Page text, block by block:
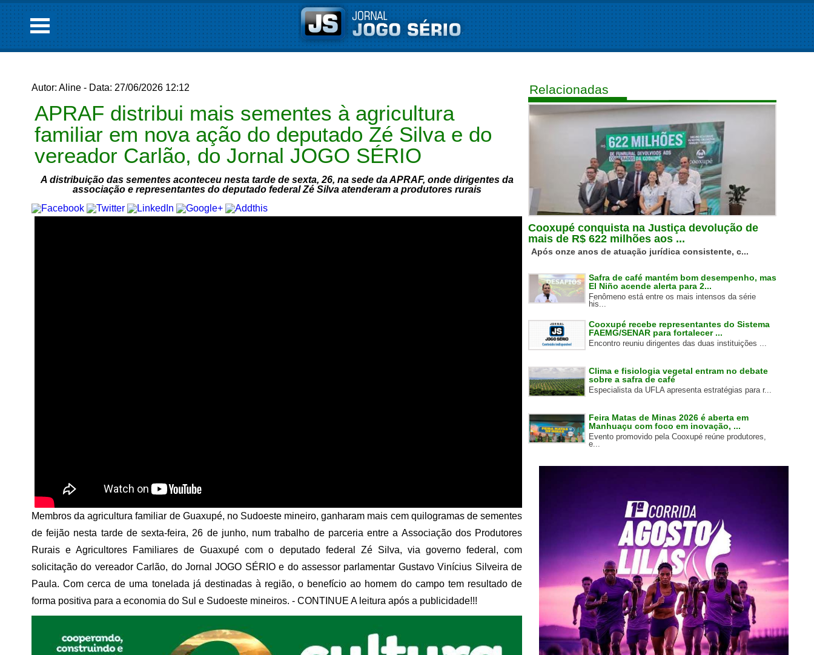
Autor: Aline - Data: 27/06/2026 12:12
APRAF distribui mais sementes à agricultura
familiar em nova ação do deputado Zé Silva e do
vereador Carlão, do Jornal JOGO SÉRIO
A distribuição das sementes aconteceu nesta tarde de sexta, 26, na sede da APRAF, onde dirigentes da
associação e representantes do deputado federal Zé Silva atenderam a produtores rurais
Membros da agricultura familiar de Guaxupé, no Sudoeste mineiro, ganharam mais cem quilogramas de sementes
de feijão nesta tarde de sexta-feira, 26 de junho, num trabalho de parceria entre a Associação dos Produtores
Rurais e Agricultores Familiares de Guaxupé com o deputado federal Zé Silva, via governo federal, com
solicitação do vereador Carlão, do Jornal JOGO SÉRIO e do assessor parlamentar Gustavo Vinícius Silveira de
Paula. Com cerca de uma tonelada já destinadas à região, o benefício ao homem do campo tem resultado de
forma positiva para a economia do Sul e Sudoeste mineiros. - CONTINUE A leitura após a publicidade!!!
Relacionadas
Cooxupé conquista na Justiça devolução de
mais de R$ 622 milhões aos ...
Após onze anos de atuação jurídica consistente, c...
Safra de café mantém bom desempenho, mas
El Niño acende alerta para 2...
Fenômeno está entre os mais intensos da série
his...
Cooxupé recebe representantes do Sistema
FAEMG/SENAR para fortalecer ...
Encontro reuniu dirigentes das duas instituições ...
Clima e fisiologia vegetal entram no debate
sobre a safra de café
Especialista da UFLA apresenta estratégias para r...
Feira Matas de Minas 2026 é aberta em
Manhuaçu com foco em inovação, ...
Evento promovido pela Cooxupé reúne produtores,
e...